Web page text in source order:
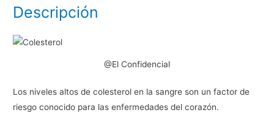
Descripción
@El Confidencial
Los niveles altos de colesterol en la sangre son un factor de
riesgo conocido para las enfermedades del corazón.